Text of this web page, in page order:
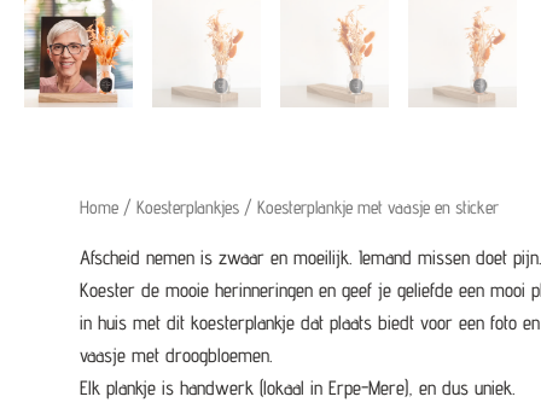
Home/ Koesterplankjes/ Koesterplankje met vaasje en sticker
Afscheid nemen is zwaar en moeilijk. Iemand missen doet pijn.
Koester de mooie herinneringen en geef je geliefde een mooi
in huis met dit koesterplankje dat plaats biedt voor een foto en
vaasje met droogbloemen.
Elk plankje is handwerk (lokaal in Erpe-Mere), en dus uniek.